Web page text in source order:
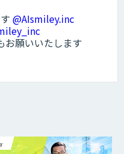
@AIsmiley.inc
お願いいたします